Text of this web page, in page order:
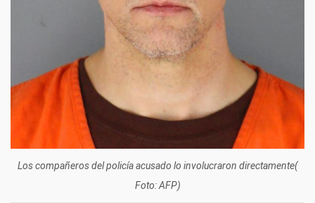
Los compañeros del policía acusado lo involucraron directamente(
Foto: AFP)